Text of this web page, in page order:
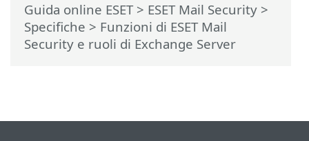
Guida online ESET> ESET Mail Security >
Specifiche > Funzioni di ESET Mail
Security e ruoli di Exchange Server